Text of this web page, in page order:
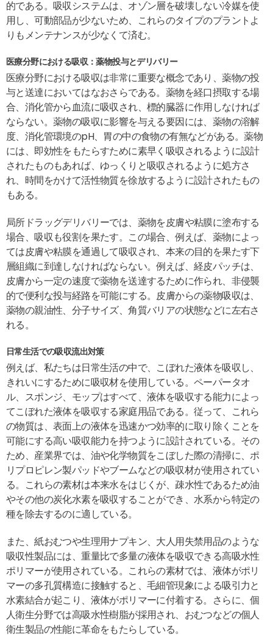
的である。吸収システムは、オゾン層を破壊しない冷媒を使
用し、可動部品が少ないため、これらのタイプのプラントよ
りもメンテナンスが少なくて済む。
医療分野における吸収：薬物投与とデリバリー
医療分野における吸収は非常に重要な概念であり、薬物の投
与と送達においてはなおさらである。薬物を経口摂取する場
合、消化管から血流に吸収され、標的臓器に作用しなければ
ならない。薬物の吸収に影響を与える要因には、薬物の溶解
度、消化管環境のpH、胃の中の食物の有無などがある。薬物
には、即効性をもたらすために素早く吸収されるように設計
されたものもあれば、ゆっくりと吸収されるように処方さ
れ、時間をかけて活性物質を徐放するように設計されたもの
もある。
局所ドラッグデリバリーでは、薬物を皮膚や粘膜に塗布する
場合、吸収も役割を果たす。この場合、例えば、薬物によっ
ては皮膚や粘膜を通過して吸収され、本来の目的を果たす下
層組織に到達しなければならない。例えば、経皮パッチは、
皮膚から一定の速度で薬物を送達するために作られ、非侵襲
的で便利な投与経路を可能にする。皮膚からの薬物吸収は、
薬物の親油性、分子サイズ、角質バリアの状態などに左右さ
れる。
日常生活での吸収流出対策
例えば、私たちは日常生活の中で、こぼれた液体を吸収し、
きれいにするために吸収材を使用している。ペーパータオ
ル、スポンジ、モップはすべて、液体を吸収する能力によっ
てこぼれた液体を吸収する家庭用品である。従って、これら
の物質は、表面上の液体を迅速かつ効率的に取り除くことを
可能にする高い吸収能力を持つように設計されている。その
ため、産業界では、油や化学物質をこぼした際の清掃に、ポ
リプロピレン製パッドやブームなどの吸収材が使用されてい
る。これらの素材は本来水をはじくが、疎水性であるため油
やその他の炭化水素を吸収することができ、水系から特定の
種を除去するのに適している。
また、紙おむつや生理用ナプキン、大人用失禁用品のような
吸収性製品には、重量比で多量の液体を吸収できる高吸水性
ポリマーが使用されている。これらの素材では、液体がポリ
マーの多孔質構造に接触すると、毛細管現象による吸引力と
水素結合が起こり、液体がポリマーに付着する。さらに、個
人衛生分野では高吸水性樹脂が採用され、おむつなどの個人
衛生製品の性能に革命をもたらしている。